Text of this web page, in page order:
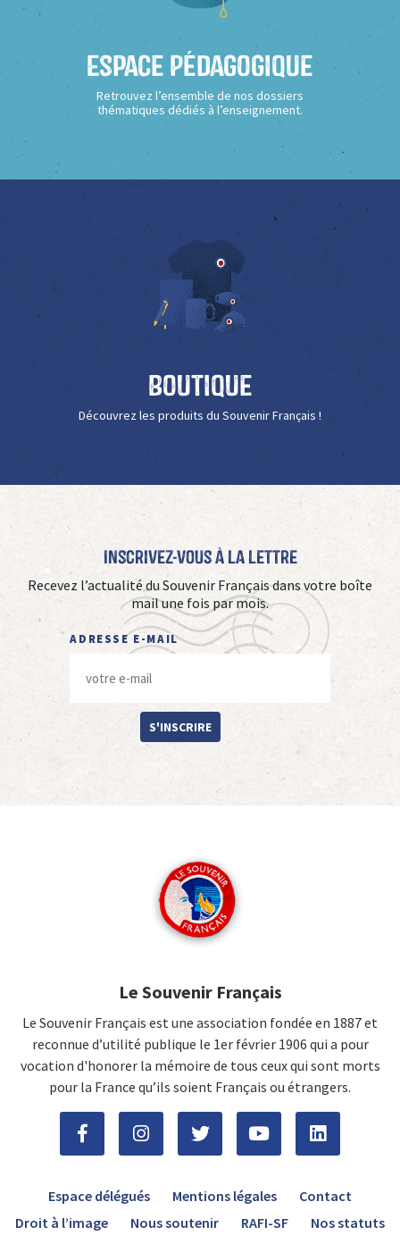
Espace Pédagogique
Retrouvez l’ensemble de nos dossiers
thématiques dédiés à l’enseignement.
Boutique
Découvrez les produits du Souvenir Français !
Inscrivez-vous à La Lettre
Recevez l’actualité du Souvenir Français dans votre boîte
mail une fois par mois.
ADRESSE E-MAIL
S'INSCRIRE
Le Souvenir Français
Le Souvenir Français est une association fondée en 1887 et
reconnue d’utilité publique le 1er février 1906 qui a pour
vocation d'honorer la mémoire de tous ceux qui sont morts
pour la France qu’ils soient Français ou étrangers.
Espace délégués Mentions légales
Contact
Droit à l’image
Nous soutenir RAFI-SF Nos statuts